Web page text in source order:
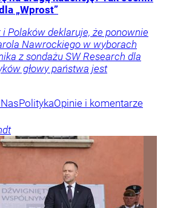
„Wprost”
Polaków deklaruje, że ponownie
Nawrockiego w wyborach
z sondażu SW Research dla
głowy państwa jest
PolitykaOpinie i komentarze